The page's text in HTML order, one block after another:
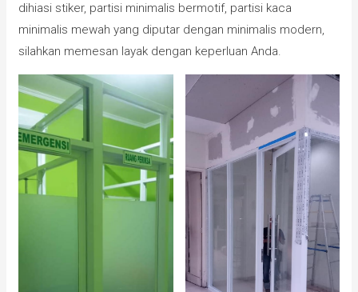
dihiasi stiker, partisi minimalis bermotif, partisi kaca
minimalis mewah yang diputar dengan minimalis modern,
silahkan memesan layak dengan keperluan Anda.